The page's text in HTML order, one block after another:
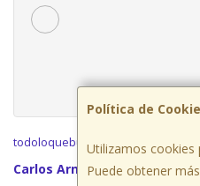
Política de
Utilizamos cookies
Puede obtener
todoloquebusca.com © 2026
Carlos Arniches n7 local